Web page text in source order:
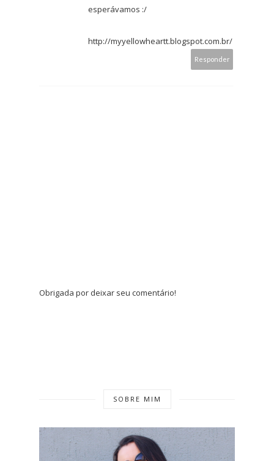
esperávamos :/
http://myyellowheartt.blogspot.com.br/
Responder
Obrigada por deixar seu comentário!
SOBRE MIM